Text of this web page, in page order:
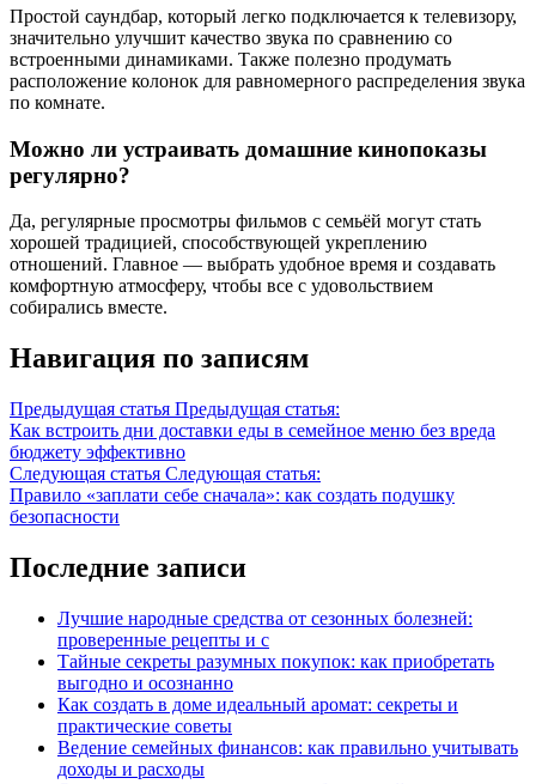
Простой саундбар, который легко подключается к телевизору,
значительно улучшит качество звука по сравнению со
встроенными динамиками. Также полезно продумать
расположение колонок для равномерного распределения звука
по комнате.
Можно ли устраивать домашние кинопоказы
регулярно?
Да, регулярные просмотры фильмов с семьёй могут стать
хорошей традицией, способствующей укреплению
отношений. Главное — выбрать удобное время и создавать
комфортную атмосферу, чтобы все с удовольствием
собирались вместе.
Навигация по записям
Предыдущая статья Предыдущая статья:
Как встроить дни доставки еды в семейное меню без вреда
бюджету эффективно
Следующая статья Следующая статья:
Правило «заплати себе сначала»: как создать подушку
безопасности
Последние записи
Лучшие народные средства от сезонных болезней:
проверенные рецепты и с
Тайные секреты разумных покупок: как приобретать
выгодно и осознанно
Как создать в доме идеальный аромат: секреты и
практические советы
Ведение семейных финансов: как правильно учитывать
доходы и расходы